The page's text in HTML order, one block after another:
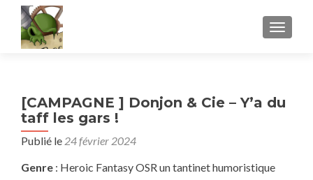
[CAMPAGNE ] Donjon & Cie – Y’a du
taff les gars !
Publié le 24 février 2024
Genre : Heroic Fantasy OSR un tantinet humoristique